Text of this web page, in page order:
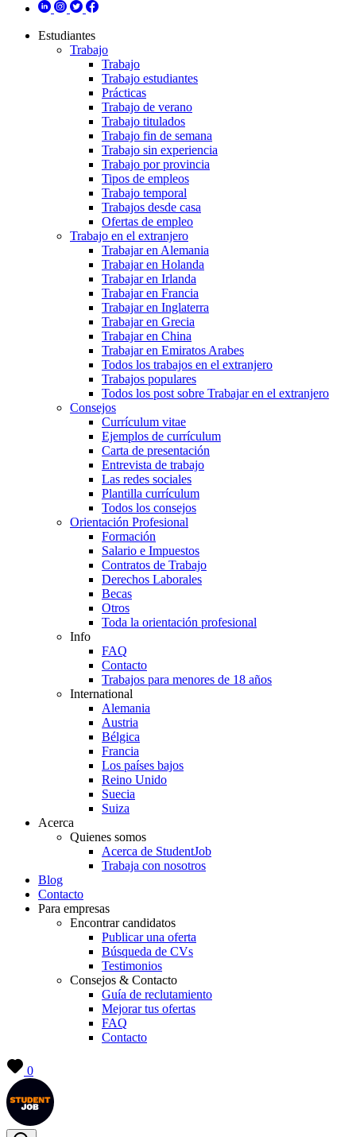
Estudiantes
Trabajo
Trabajo
Trabajo estudiantes
Prácticas
Trabajo de verano
Trabajo titulados
Trabajo fin de semana
Trabajo sin experiencia
Trabajo por provincia
Tipos de empleos
Trabajo temporal
Trabajos desde casa
Ofertas de empleo
Trabajo en el extranjero
Trabajar en Alemania
Trabajar en Holanda
Trabajar en Irlanda
Trabajar en Francia
Trabajar en Inglaterra
Trabajar en Grecia
Trabajar en China
Trabajar en Emiratos Arabes
Todos los trabajos en el extranjero
Trabajos populares
Todos los post sobre Trabajar en el extranjero
Consejos
Currículum vitae
Ejemplos de currículum
Carta de presentación
Entrevista de trabajo
Las redes sociales
Plantilla currículum
Todos los consejos
Orientación Profesional
Formación
Salario e Impuestos
Contratos de Trabajo
Derechos Laborales
Becas
Otros
Toda la orientación profesional
Info
FAQ
Contacto
Trabajos para menores de 18 años
International
Alemania
Austria
Bélgica
Francia
Los países bajos
Reino Unido
Suecia
Suiza
Acerca
Quienes somos
Acerca de StudentJob
Trabaja con nosotros
Blog
Contacto
Para empresas
Encontrar candidatos
Publicar una oferta
Búsqueda de CVs
Testimonios
Consejos & Contacto
Guía de reclutamiento
Mejorar tus ofertas
FAQ
Contacto
0